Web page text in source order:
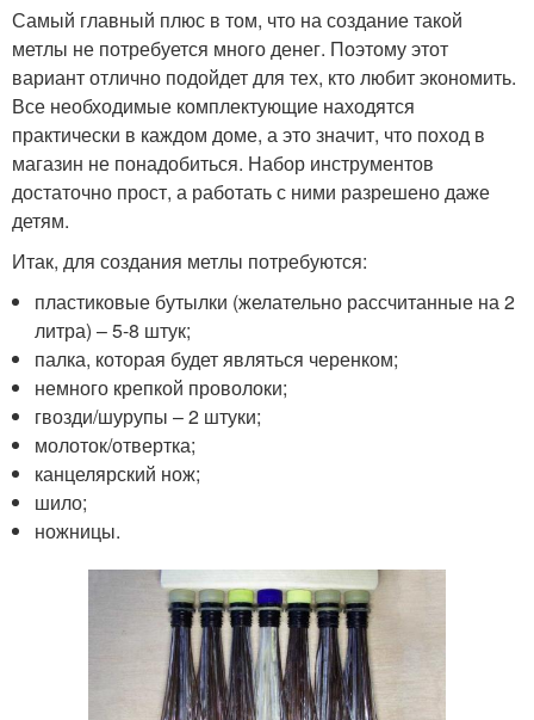
Самый главный плюс в том, что на создание такой
метлы не потребуется много денег. Поэтому этот
вариант отлично подойдет для тех, кто любит экономить.
Все необходимые комплектующие находятся
практически в каждом доме, а это значит, что поход в
магазин не понадобиться. Набор инструментов
достаточно прост, а работать с ними разрешено даже
детям.
Итак, для создания метлы потребуются:
пластиковые бутылки (желательно рассчитанные на 2
литра) – 5-8 штук;
палка, которая будет являться черенком;
немного крепкой проволоки;
гвозди/шурупы – 2 штуки;
молоток/отвертка;
канцелярский нож;
шило;
ножницы.